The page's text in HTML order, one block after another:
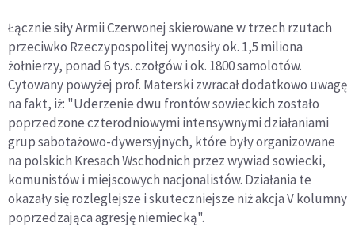
Łącznie siły Armii Czerwonej skierowane w trzech rzutach
przeciwko Rzeczypospolitej wynosiły ok. 1,5 miliona
żołnierzy, ponad 6 tys. czołgów i ok. 1800 samolotów.
Cytowany powyżej prof. Materski zwracał dodatkowo uwagę
na fakt, iż: "Uderzenie dwu frontów sowieckich zostało
poprzedzone czterodniowymi intensywnymi działaniami
grup sabotażowo-dywersyjnych, które były organizowane
na polskich Kresach Wschodnich przez wywiad sowiecki,
komunistów i miejscowych nacjonalistów. Działania te
okazały się rozleglejsze i skuteczniejsze niż akcja V kolumny
poprzedzająca agresję niemiecką".